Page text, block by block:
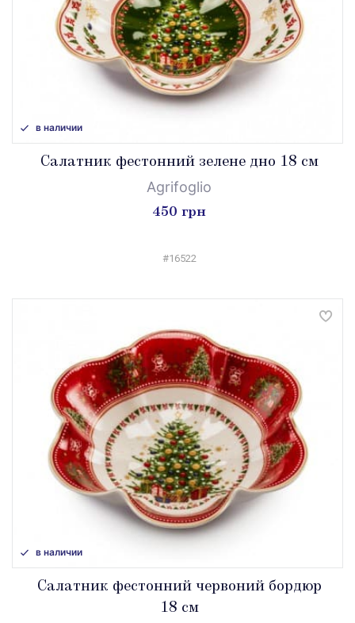
в наличии
Салатник фестонний зелене дно 18 см
Agrifoglio
450 грн
#16522
в наличии
Салатник фестонний червоний бордюр
18 см